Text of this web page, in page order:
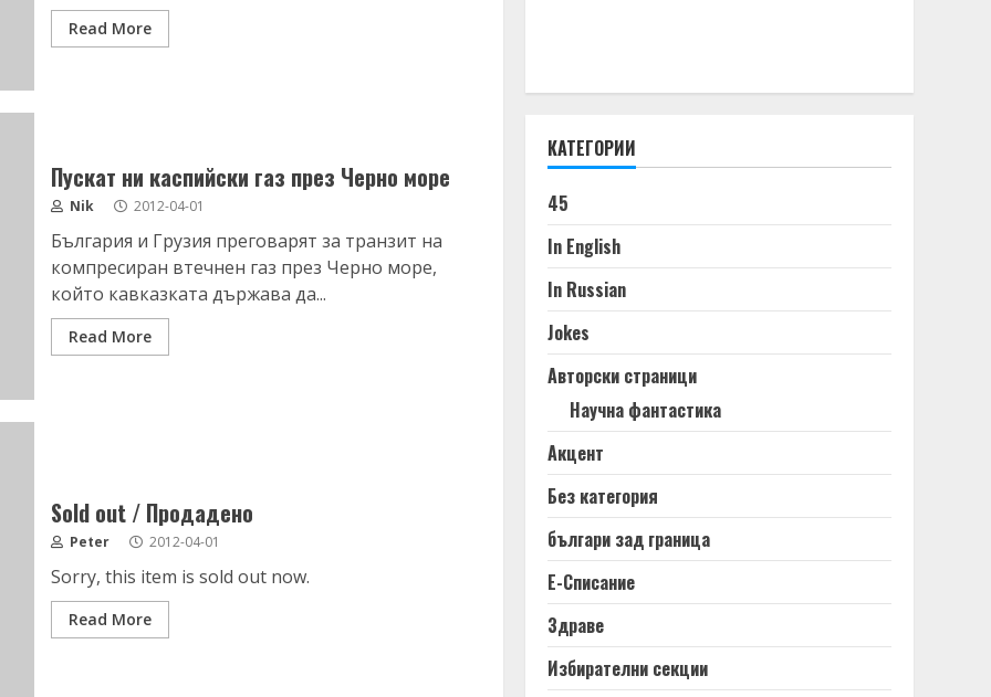
Read More
Пускат ни каспийски газ през Черно море
Nik 2012-04-01
България и Грузия преговарят за транзит на
компресиран втечнен газ през Черно море,
който кавказката държава да...
Read More
Sold out / Продадено
Peter 2012-04-01
Sorry, this item is sold out now.
Read More
КАТЕГОРИИ
45
In English
In Russian
Jokes
Авторски страници
Научна фантастика
Акцент
Без категория
българи зад граница
Е-Списание
Здраве
Избирателни секции